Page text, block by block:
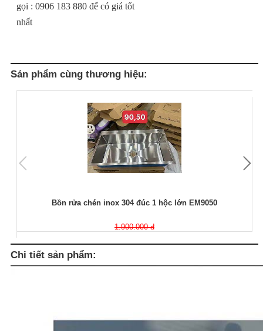
gọi : 0906 183 880 để có giá tốt
nhất
Sản phẩm cùng thương hiệu:
Bồn rửa chén inox 304 đúc 1 hộc lớn EM9050
1.900.000 đ
Chi tiết sản phẩm: